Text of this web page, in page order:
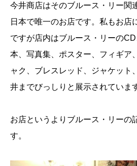
今井商店はそのブルース・リー関
日本で唯一のお店です。私もお店
ですが店内はブルース・リーのCD
本、写真集、ポスター、フィギア
ャク、ブレスレッド、ジャケット
井までびっしりと展示されていま
お店というよりブルース・リーの
す。